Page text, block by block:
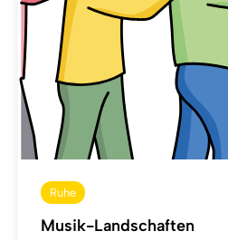
Ruhe
Musik-Landschaften